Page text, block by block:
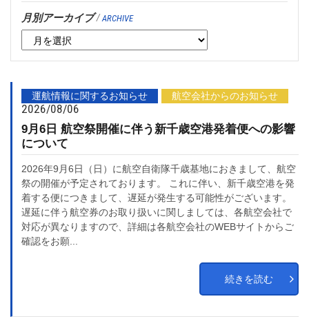
月別アーカイブ/ ARCHIVE
運航情報に関するお知らせ 航空会社からのお知らせ
2026/08/06
9月6日 航空祭開催に伴う新千歳空港発着便への影響
について
2026年9月6日（日）に航空自衛隊千歳基地におきまして、航空
祭の開催が予定されております。 これに伴い、新千歳空港を発
着する便につきまして、遅延が発生する可能性がございます。
遅延に伴う航空券のお取り扱いに関しましては、各航空会社で
対応が異なりますので、詳細は各航空会社のWEBサイトからご
確認をお願...
続きを読む